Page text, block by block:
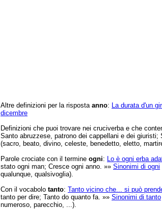
Altre definizioni per la risposta anno: La durata d'un
dicembre
Definizioni che puoi trovare nei cruciverba e che
Santo abruzzese, patrono dei cappellani e dei
(sacro, beato, divino, celeste, benedetto, eletto,
Parole crociate con il termine ogni: Lo è ogni erba
stato ogni man; Cresce ogni anno. »» Sinonimi di ogni
qualunque, qualsivoglia).
Con il vocabolo tanto: Tanto vicino che... si può
tanto per dire; Tanto do quanto fa. »» Sinonimi di tanto
numeroso, parecchio, ...).